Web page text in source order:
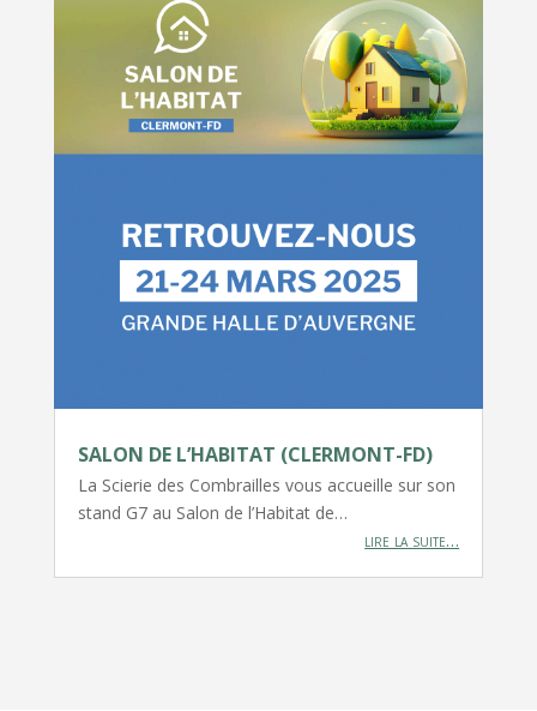
SALON DE L’HABITAT (CLERMONT-FD)
La Scierie des Combrailles vous accueille sur son
stand G7 au Salon de l’Habitat de…
lire la suite…